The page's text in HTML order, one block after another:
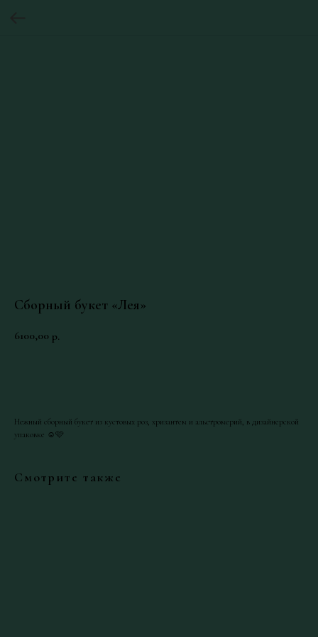
Сборный букет «Лея»
6100,00 р.
Нежный сборный букет из кустовых роз, хризантем и альстромерий, в дизайнерской
упаковке ☺️🩷
Смотрите также